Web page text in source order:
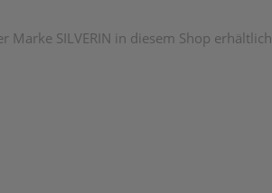
SILVERIN in diesem Shop erhältlich